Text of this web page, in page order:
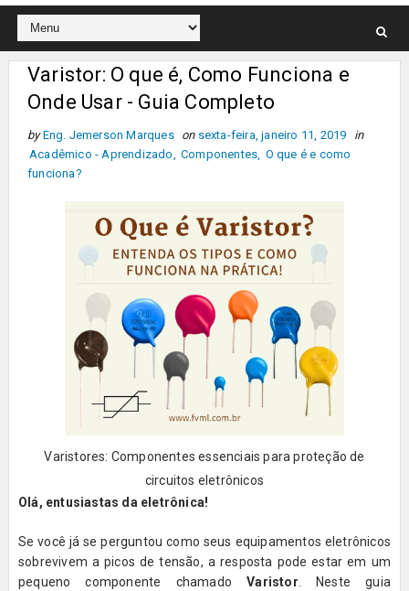
Varistor: O que é, Como Funciona e
Onde Usar - Guia Completo
by Eng. Jemerson Marques on sexta-feira, janeiro 11, 2019
in
Acadêmico - Aprendizado
Componentes O que é e como
funciona?
Varistores: Componentes essenciais para proteção de
circuitos eletrônicos
Olá, entusiastas da eletrônica!
Se você já se perguntou como seus equipamentos eletrônicos
sobrevivem a picos de tensão, a resposta pode estar em um
pequeno componente chamadoVaristor . Neste guia